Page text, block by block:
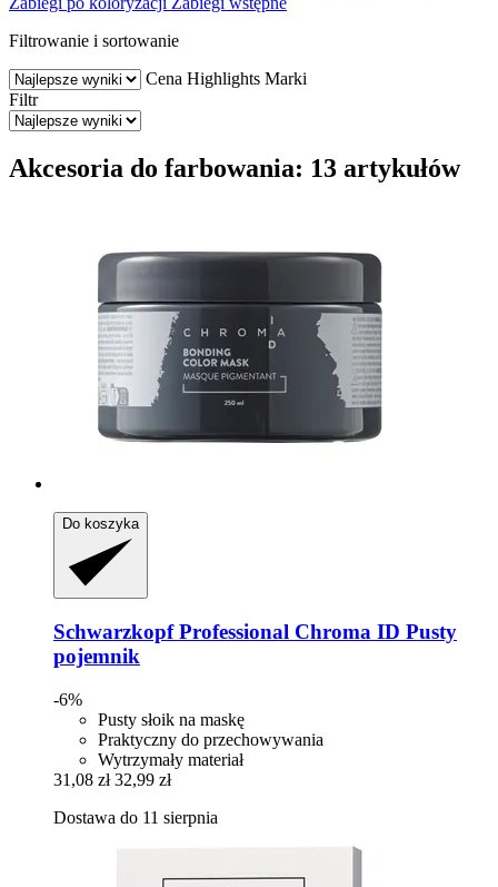
Filtrowanie i sortowanie
Cena Highlights Marki
Filtr
Akcesoria do farbowania: 13 artykułów
Do koszyka
Schwarzkopf Professional Chroma ID Pusty
pojemnik
-6%
Pusty słoik na maskę
Praktyczny do przechowywania
Wytrzymały materiał
31,08 zł 32,99 zł
Dostawa do 11 sierpnia